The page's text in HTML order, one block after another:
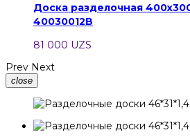
Доска разделочная
40030012B
81 000 UZS
Prev Next
close